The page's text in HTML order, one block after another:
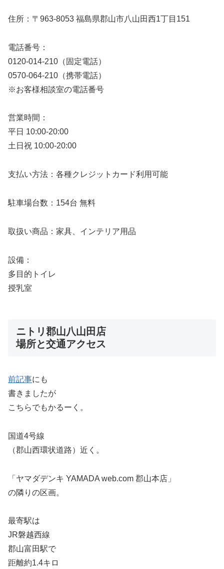
住所：〒963-8053 福島県郡山市八山田西1丁目151
電話番号：
0120-014-210（固定電話）
0570-064-210（携帯電話）
※お客様相談室の電話番号
営業時間：
平日 10:00-20:00
土日祝 10:00-20:00
支払い方法：各種クレジットカード利用可能
駐車場台数：154台 無料
取扱い商品：家具、インテリア用品
設備：
多目的トイレ
授乳室
ニトリ郡山八山田店
場所と交通アクセス
前記事にも
書きましたが
こちらでもかるーく。
国道4号線
（郡山西環状道路）近く。
「ヤマダデンキ YAMADA web.com 郡山本店」
の隣りの区画。
最寄駅は
JR磐越西線
郡山富田駅で
距離約1.4キロ